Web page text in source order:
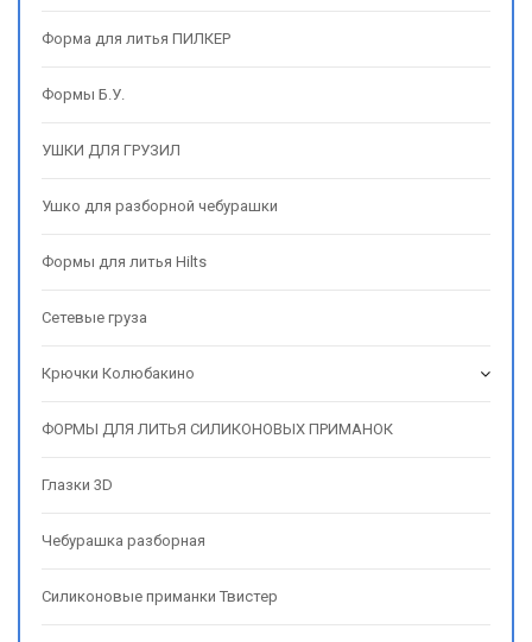
Форма для литья ПИЛКЕР
Формы Б.У.
УШКИ ДЛЯ ГРУЗИЛ
Ушко для разборной чебурашки
Формы для литья Hilts
Сетевые груза
Крючки Колюбакино
ФОРМЫ ДЛЯ ЛИТЬЯ СИЛИКОНОВЫХ ПРИМАНОК
Глазки 3D
Чебурашка разборная
Силиконовые приманки Твистер